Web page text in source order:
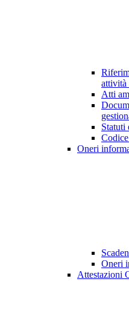
attività
Atti
Statuti
Oneri
Oneri
Attestazioni